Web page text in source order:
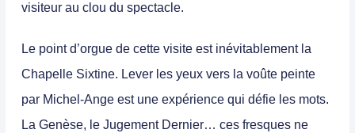
visiteur au clou du spectacle.
Le point d’orgue de cette visite est inévitablement la
Chapelle Sixtine. Lever les yeux vers la voûte peinte
par Michel-Ange est une expérience qui défie les mots.
La Genèse, le Jugement Dernier… ces fresques ne